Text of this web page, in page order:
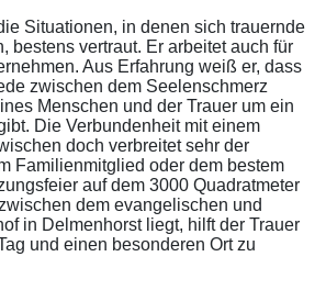
Situationen, in denen sich trauernde
bestens vertraut. Er arbeitet auch für
Aus Erfahrung weiß er, dass
zwischen dem Seelenschmerz
Menschen und der Trauer um ein
Die Verbundenheit mit einem
doch verbreitet sehr der
Familienmitglied oder dem bestem
auf dem 3000 Quadratmeter
dem evangelischen und
in Delmenhorst liegt, hilft der Trauer
und einen besonderen Ort zu